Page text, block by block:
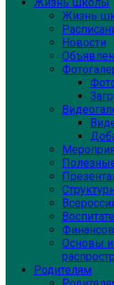
Жизнь
Новости
Основы и
Родителям